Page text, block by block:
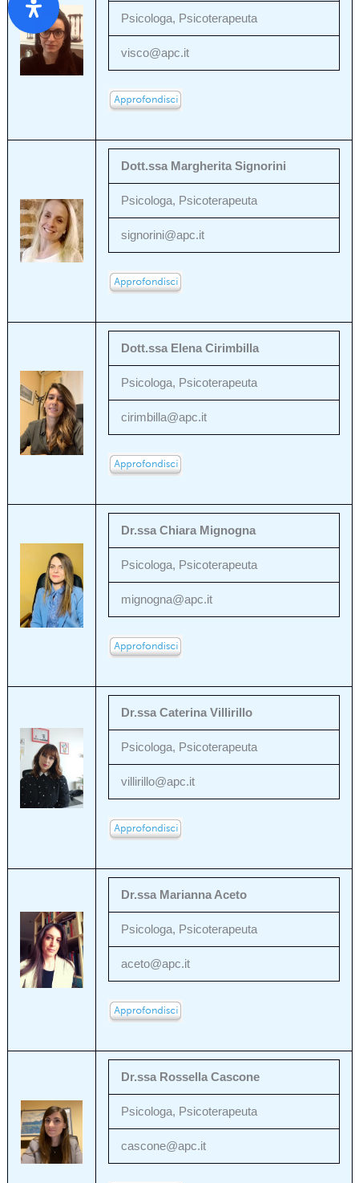
Psicologa, Psicoterapeuta
visco@apc.it
Dott.ssa Margherita Signorini
Psicologa, Psicoterapeuta
signorini@apc.it
Dott.ssa Elena Cirimbilla
Psicologa, Psicoterapeuta
cirimbilla@apc.it
Dr.ssa Chiara Mignogna
Psicologa, Psicoterapeuta
mignogna@apc.it
Dr.ssa Caterina Villirillo
Psicologa, Psicoterapeuta
villirillo@apc.it
Dr.ssa Marianna Aceto
Psicologa, Psicoterapeuta
aceto@apc.it
Dr.ssa Rossella Cascone
Psicologa, Psicoterapeuta
cascone@apc.it